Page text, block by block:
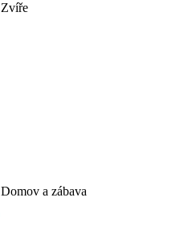
Zvíře
Domov a zábava